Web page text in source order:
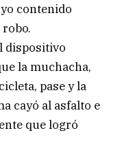
contenido
dispositivo
la muchacha,
pase y la
cayó al asfalto e
que logró